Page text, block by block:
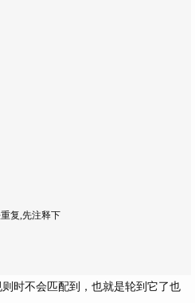
时不会匹配到，也就是轮到它了也